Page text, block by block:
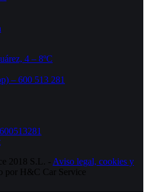
4 – 8ºC
– 600 513 281
2018 S.L. - Aviso legal, cookies y
por H&C Car Service